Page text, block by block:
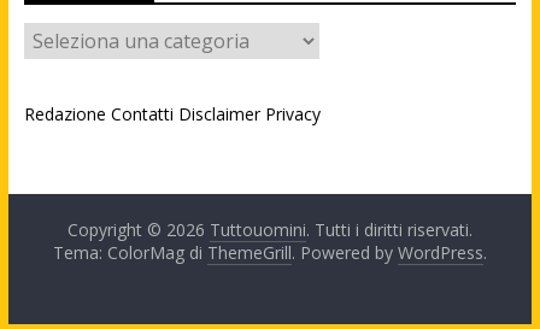
Categorie
Redazione Contatti Disclaimer Privacy
Copyright © 2026 Tuttouomini. Tutti i diritti riservati.
Tema: ColorMag di ThemeGrill. Powered by WordPress.